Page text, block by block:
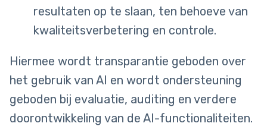
resultaten op te slaan, ten behoeve van
kwaliteitsverbetering en controle.
Hiermee wordt transparantie geboden over
het gebruik van AI en wordt ondersteuning
geboden bij evaluatie, auditing en verdere
doorontwikkeling van de AI-functionaliteiten.